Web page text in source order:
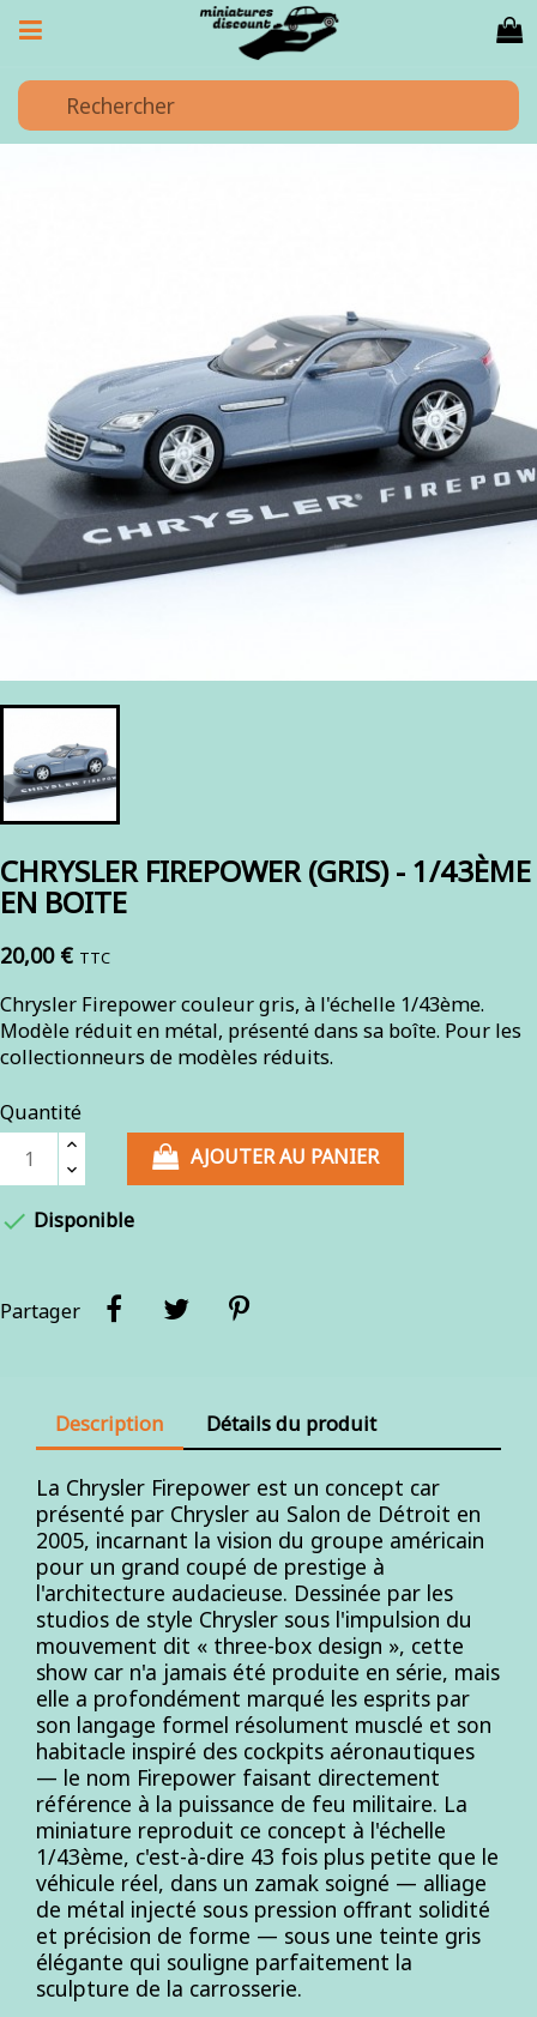
CHRYSLER FIREPOWER (GRIS) - 1/43ÈME
EN BOITE
20,00 € TTC
Chrysler Firepower couleur gris, à l'échelle 1/43ème.
Modèle réduit en métal, présenté dans sa boîte. Pour les
collectionneurs de modèles réduits.
Quantité
AJOUTER AU PANIER
 Disponible
Partager
Description Détails du produit
La Chrysler Firepower est un concept car
présenté par Chrysler au Salon de Détroit en
2005, incarnant la vision du groupe américain
pour un grand coupé de prestige à
l'architecture audacieuse. Dessinée par les
studios de style Chrysler sous l'impulsion du
mouvement dit « three-box design », cette
show car n'a jamais été produite en série, mais
elle a profondément marqué les esprits par
son langage formel résolument musclé et son
habitacle inspiré des cockpits aéronautiques
— le nom Firepower faisant directement
référence à la puissance de feu militaire. La
miniature reproduit ce concept à l'échelle
1/43ème, c'est-à-dire 43 fois plus petite que le
véhicule réel, dans un zamak soigné — alliage
de métal injecté sous pression offrant solidité
et précision de forme — sous une teinte gris
élégante qui souligne parfaitement la
sculpture de la carrosserie.